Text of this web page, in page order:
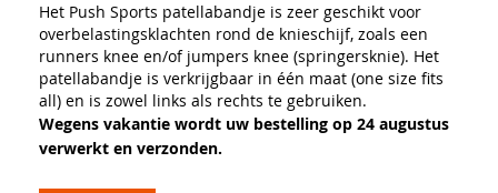
Het Push Sports patellabandje is zeer geschikt voor
overbelastingsklachten rond de knieschijf, zoals een
runners knee en/of jumpers knee (springersknie). Het
patellabandje is verkrijgbaar in één maat (one size fits
all) en is zowel links als rechts te gebruiken.
Wegens vakantie wordt uw bestelling op 24 augustus
verwerkt en verzonden.